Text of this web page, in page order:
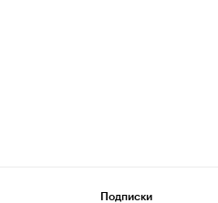
Подписки